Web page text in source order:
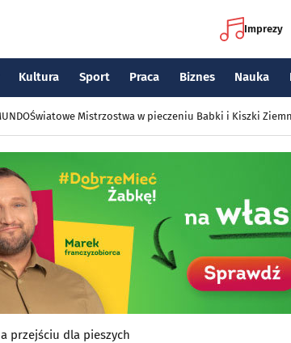
Imprezy
Kultura Sport Praca Biznes Nauka
Światowe Mistrzostwa w pieczeniu Babki i Kiszki
przejściu dla pieszych